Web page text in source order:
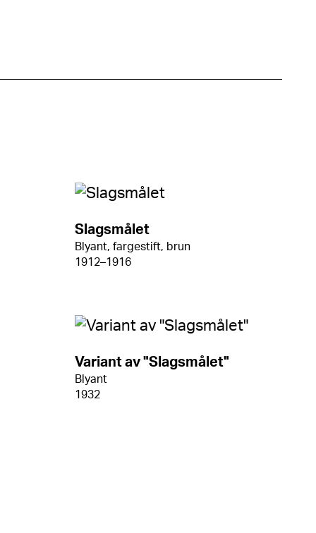
Slagsmålet
Blyant, fargestift, brun
1912–1916
Variant av "Slagsmålet"
Blyant
1932